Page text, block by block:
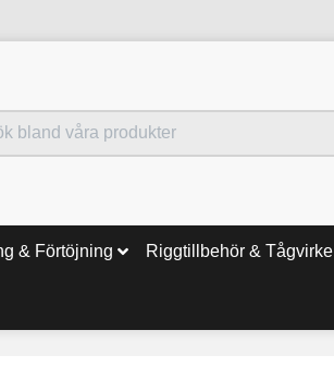
& Förtöjning Riggtillbehör & Tågvirke